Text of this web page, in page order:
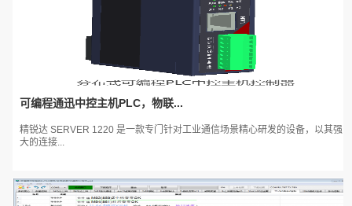
可编程通迅中控主机PLC，物联...
精锐达 SERVER 1220 是一款专门针对工业通信场景精心研发的设备，以其强
大的连接...